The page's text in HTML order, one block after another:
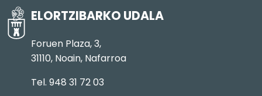
ELORTZIBARKO UDALA
Foruen Plaza, 3,
31110, Noain, Nafarroa
Tel. 948 31 72 03